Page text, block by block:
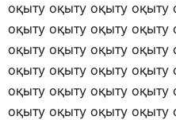
оқыту оқыту оқыту оқыту
оқыту оқыту оқыту оқыту
оқыту оқыту оқыту оқыту
оқыту оқыту оқыту оқыту
оқыту оқыту оқыту оқыту
оқыту оқыту оқыту оқыту